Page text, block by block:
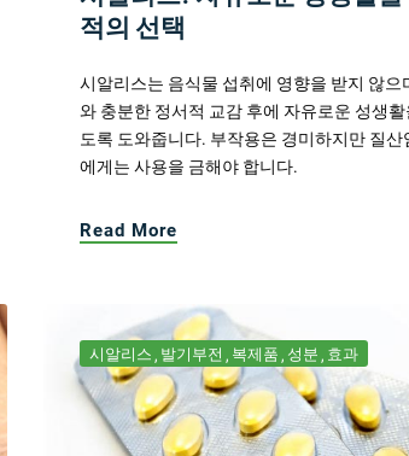
적의 선택
시알리스는 음식물 섭취에 영향을 받지 않으
와 충분한 정서적 교감 후에 자유로운 성생활
도록 도와줍니다. 부작용은 경미하지만 질산
에게는 사용을 금해야 합니다.
Read More
시알리스 발기부전 복제품 성분 효과